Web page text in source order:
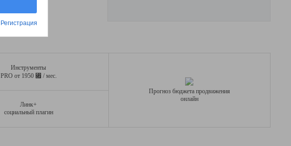
Инструменты
PRO от 1950 ⃏ / мес.
Линк+
социальный плагин
Прогноз бюджета продвижения
онлайн
Регистрация